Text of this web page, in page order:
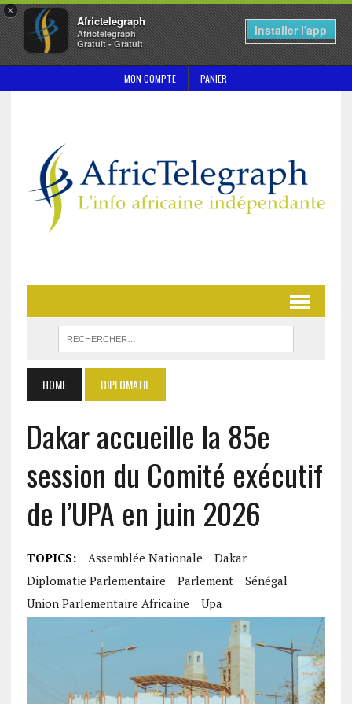
×
Africtelegraph
Africtelegraph
Gratuit - Gratuit
Installer l'app
MON COMPTE PANIER
HOME DIPLOMATIE
Dakar accueille la 85e
session du Comité exécutif
de l’UPA en juin 2026
TOPICS: Assemblée Nationale
Dakar
Diplomatie Parlementaire
Parlement
Sénégal
Union Parlementaire Africaine
Upa